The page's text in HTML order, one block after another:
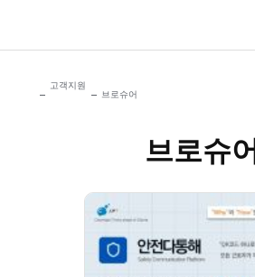
고객지원
브로슈어
브로슈어